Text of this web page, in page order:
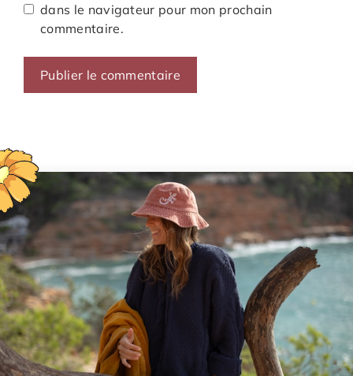
dans le navigateur pour mon prochain
commentaire.